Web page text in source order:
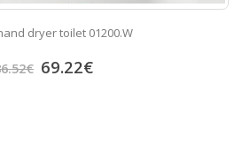
dryer toilet 01200.W
€ 69.22€